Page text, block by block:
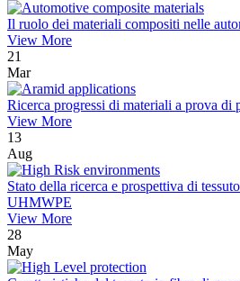
Il ruolo dei materiali compositi nelle
View More
21
Mar
Ricerca progressi di materiali a prova di
View More
13
Aug
Stato della ricerca e prospettiva di
UHMWPE
View More
28
May